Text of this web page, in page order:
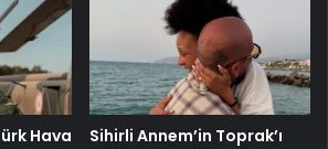
Hava
Sihirli Annem’in Toprak’ı